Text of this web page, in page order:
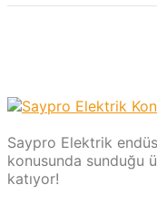
Saypro Elektrik
konusunda sunduğu
katıyor!